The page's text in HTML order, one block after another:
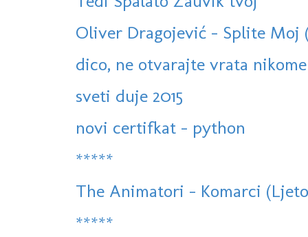
Oliver Dragojević - Splite Moj
dico, ne otvarajte vrata nikome
sveti duje 2015
novi certifkat - python
*****
The Animatori - Komarci
*****